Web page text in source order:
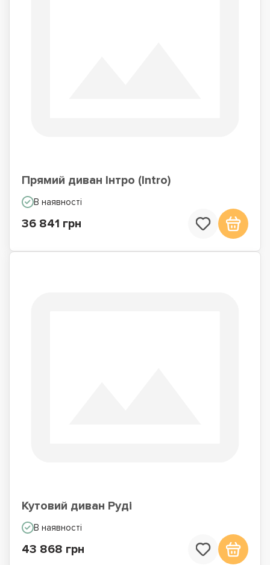
Прямий диван Інтро (Intro)
В наявності
36 841 грн
Кутовий диван Руді
В наявності
43 868 грн